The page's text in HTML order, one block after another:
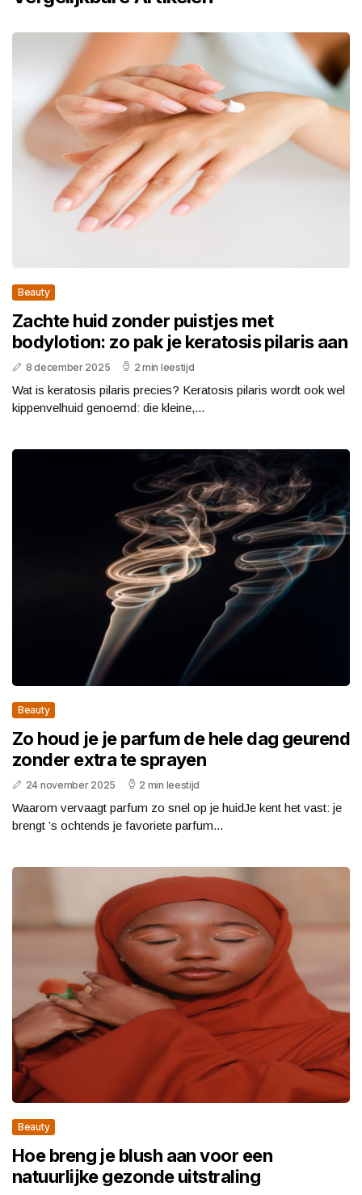
Beauty
Zachte huid zonder puistjes met
bodylotion: zo pak je keratosis pilaris aan
8 december 2025 2 min leestijd
Wat is keratosis pilaris precies? Keratosis pilaris wordt ook wel
kippenvelhuid genoemd: die kleine,...
Beauty
Zo houd je je parfum de hele dag geurend
zonder extra te sprayen
24 november 2025 2 min leestijd
Waarom vervaagt parfum zo snel op je huidJe kent het vast: je
brengt ’s ochtends je favoriete parfum...
Beauty
Hoe breng je blush aan voor een
natuurlijke gezonde uitstraling